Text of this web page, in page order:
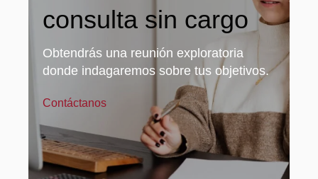
consulta sin cargo
Obtendrás una reunión exploratoria
donde indagaremos sobre tus objetivos.
Contáctanos